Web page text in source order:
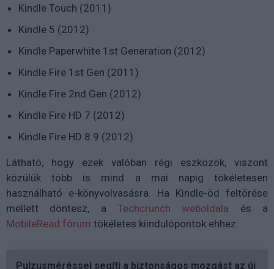
Kindle Touch (2011)
Kindle 5 (2012)
Kindle Paperwhite 1st Generation (2012)
Kindle Fire 1st Gen (2011)
Kindle Fire 2nd Gen (2012)
Kindle Fire HD 7 (2012)
Kindle Fire HD 8.9 (2012)
Látható, hogy ezek valóban régi eszközök, viszont
közülük több is mind a mai napig tökéletesen
használható e-könyvolvasásra. Ha Kindle-öd feltörése
mellett döntesz, a Techcrunch weboldala és a
MobileRead fórum tökéletes kiindulópontok ehhez.
Pulzusméréssel segíti a biztonságos mozgást az új